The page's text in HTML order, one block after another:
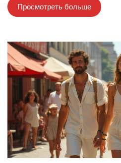
Просмотреть больше